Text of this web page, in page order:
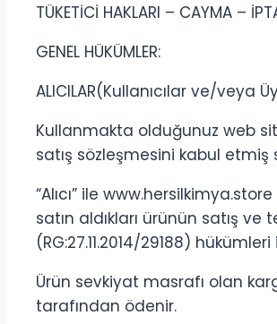
TÜKETİCİ HAKLARI – CAYMA –
GENEL HÜKÜMLER:
ALICILAR(Kullanıcılar ve/
Kullanmakta olduğunuz web
satış sözleşmesini kabul etmiş
“Alıcı” ile
satın aldıkları ürünün satış
(RG:27.11.2014/29188)
Ürün sevkiyat masrafı olan
tarafından ödenir.